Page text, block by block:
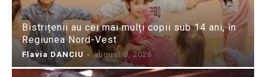
Bistrițenii au cei mai mulți copii sub 14 ani, în
Regiunea Nord-Vest
Flavia DANCIU - august 8, 2026